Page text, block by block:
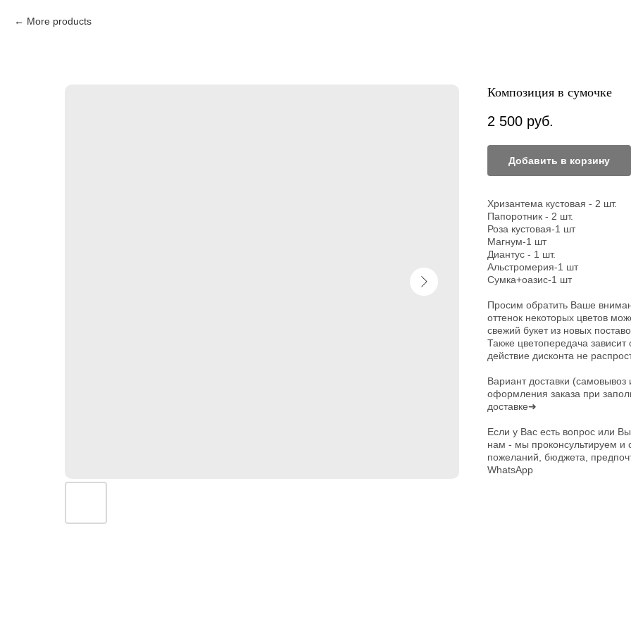
More products
Композиция в сумочке
2 500 руб.
Добавить в корзину
Хризантема кустовая - 2 шт.
Папоротник - 2 шт.
Роза кустовая-1 шт
Магнум-1 шт
Диантус - 1 шт.
Альстромерия-1 шт
Сумка+оазис-1 шт
Просим обратить Ваше
оттенок некоторых цветов
свежий букет из новых
Также цветопередача зависит
действие дисконта не
Вариант доставки
оформления заказа при
доставке➜
Если у Вас есть вопрос или
нам - мы проконсультируем и
пожеланий, бюджета,
WhatsApp